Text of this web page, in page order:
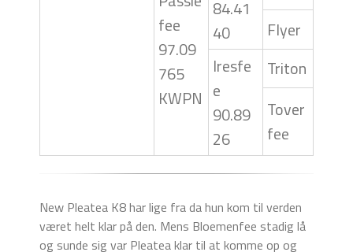
fee
97.09
765
KWPN
84.41
40
Flyer
Iresfe
e
90.89
26
Triton
Tover
fee
New Pleatea K8 har lige fra da hun kom til verden
været helt klar på den. Mens Bloemenfee stadig lå
og sunde sig var Pleatea klar til at komme op og